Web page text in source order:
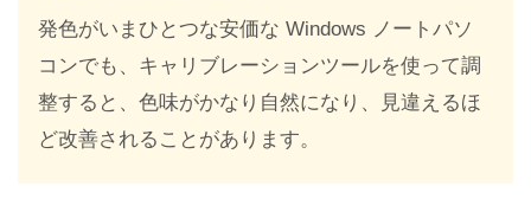
発色がいまひとつな安価な Windows ノートパソ
コンでも、キャリブレーションツールを使って調
整すると、色味がかなり自然になり、見違えるほ
ど改善されることがあります。